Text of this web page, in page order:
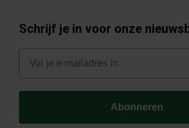
Schrijf je in voor onze
E-mail
Abonneren